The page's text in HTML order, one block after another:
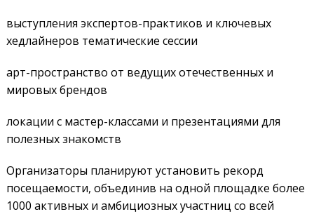
выступления экспертов-практиков и ключевых
хедлайнеров тематические сессии
арт-пространство от ведущих отечественных и
мировых брендов
локации с мастер-классами и презентациями для
полезных знакомств
Организаторы планируют установить рекорд
посещаемости, объединив на одной площадке более
1000 активных и амбициозных участниц со всей